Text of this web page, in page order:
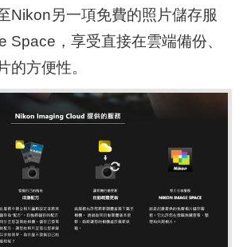
Nikon另一項免費的照片儲存服
Space，享受直接在雲端備份、
的方便性。